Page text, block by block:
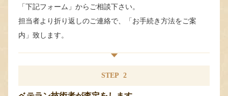
「下記フォーム」からご相談下さい。
担当者より折り返しのご連絡で、「お手続き方法をご案
内」致します。
STEP 2